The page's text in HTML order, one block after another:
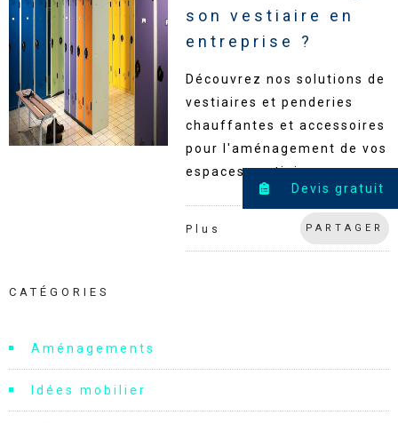
son vestiaire en
entreprise ?
Découvrez nos solutions de
vestiaires et penderies
chauffantes et accessoires
pour l'aménagement de vos
espaces vestiaires.
Plus PARTAGER
CATÉGORIES
Aménagements
Idées mobilier
Devis gratuit